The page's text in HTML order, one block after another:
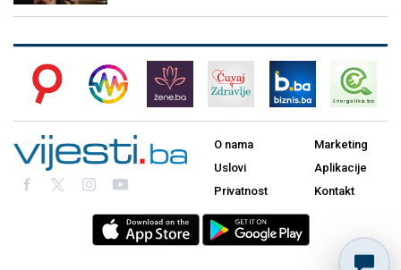
O nama
Uslovi
Privatnost
Marketing
Aplikacije
Kontakt